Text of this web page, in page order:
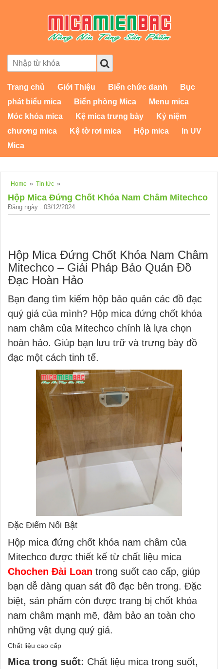
Trang chủ Giới Thiệu Biển chức danh
Bục
phát biểu mica
Biển phòng Mica
Menu mica
Móc khóa mica
Kệ mica trưng bày
Kỷ niệm
chương mica
Kệ tờ rơi mica Hộp mica
In UV
Mica
Home » Tin tức »
Hộp Mica Đứng Chốt Khóa Nam Châm Mitechco
Đăng ngày : 03/12/2024
Hộp Mica Đứng Chốt Khóa Nam Châm
Mitechco – Giải Pháp Bảo Quản Đồ
Đạc Hoàn Hảo
Bạn đang tìm kiếm hộp bảo quản các đồ đạc
quý giá của mình? Hộp mica đứng chốt khóa
nam châm của Mitechco chính là lựa chọn
hoàn hảo. Giúp bạn lưu trữ và trưng bày đồ
đạc một cách tinh tế.
Đặc Điểm Nổi Bật
Hộp mica đứng chốt khóa nam châm của
Mitechco được thiết kế từ chất liệu mica
Chochen Đài Loan trong suốt cao cấp, giúp
bạn dễ dàng quan sát đồ đạc bên trong. Đặc
biệt, sản phẩm còn được trang bị chốt khóa
nam châm mạnh mẽ, đảm bảo an toàn cho
những vật dụng quý giá.
Chất liệu cao cấp
Mica trong suốt: Chất liệu mica trong suốt,